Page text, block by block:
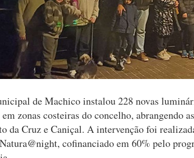
de Machico instalou 228 novas
zonas costeiras do concelho, abrangendo
da Cruz e Caniçal. A intervenção foi
cofinanciado em 60% pelo